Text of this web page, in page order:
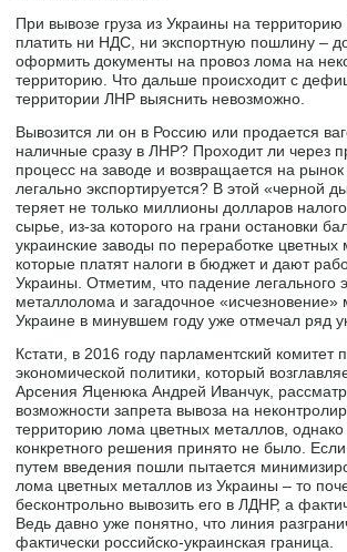
При вывозе груза из Украины на
платить ни НДС, ни экспортную пошлину –
оформить документы на провоз лома на
территорию. Что дальше происходит с
территории ЛНР выяснить невозможно.
Вывозится ли он в Россию или продается
наличные сразу в ЛНР? Проходит ли через
процесс на заводе и возвращается на
легально экспортируется? В этой «черной
теряет не только миллионы долларов
сырье, из-за которого на грани остановки
украинские заводы по переработке цветных
которые платят налоги в бюджет и дают
Украины. Отметим, что падение легального
металлолома и загадочное
Украине в минувшем году уже отмечал ряд
Кстати, в 2016 году парламентский комитет
экономической политики, который
Арсения Яценюка Андрей Иванчук,
возможности запрета вывоза на
территорию лома цветных металлов, однако
конкретного решения принято не было. Если
путем введения пошли пытается
лома цветных металлов из Украины – то
бесконтрольно вывозить его в ЛДНР, а
Ведь давно уже понятно, что линия
фактически российско-украинская граница.